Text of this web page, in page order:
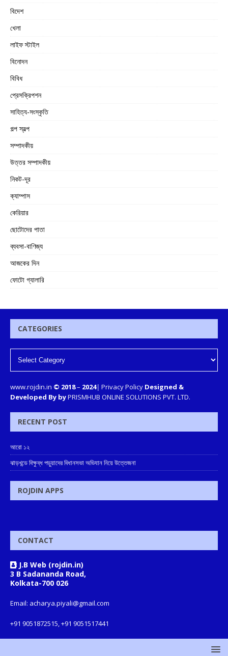
বিদেশ
খেলা
লাইফ স্টাইল
বিনোদন
বিবিধ
প্রেসক্রিপশন
সাহিত্য-সংস্কৃতি
গল্প স্বল্প
সম্পাদকীয়
উত্তর সম্পাদকীয়
নিকট-দূর
ক্যাম্পাস
কেরিয়ার
ছোটোদের পাতা
ব্যবসা-বাণিজ্য
আজকের দিন
ফোটো গ্যালারি
CATEGORIES
www.rojdin.in © 2018– 2024| Privacy Policy Designed &
Developed By byPRISMHUB ONLINE SOLUTIONS PVT. LTD.
RECENT POST
আরো ১২
ঝাড়খন্ডে বিক্ষুব্ধ পড়ুয়াদের বিধানসভা অভিযান নিয়ে উত্তেজনা
ROJDIN APPS
CONTACT
J.B Web (rojdin.in)
3 B Sadananda Road,
Kolkata-700 026
Email: acharya.piyali@gmail.com
+91 9051872515, +91 9051517441